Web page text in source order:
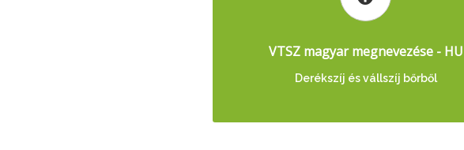
VTSZ magyar megnevezése - HU
Derékszíj és vállszíj bőrből